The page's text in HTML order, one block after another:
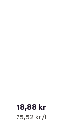
18,88 kr
75,52 kr /l